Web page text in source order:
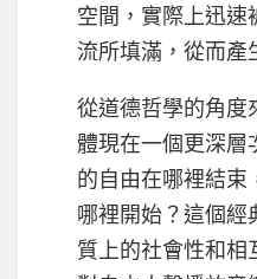
空間，實際上迅速
流所填滿，從而產
從道德哲學的角度
體現在一個更深層
的自由在哪裡結束
哪裡開始？這個經
質上的社會性和相